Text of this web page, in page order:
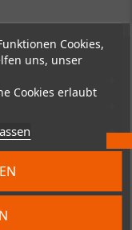
Cookies,
uns, unser
Cookies erlaubt
add
add